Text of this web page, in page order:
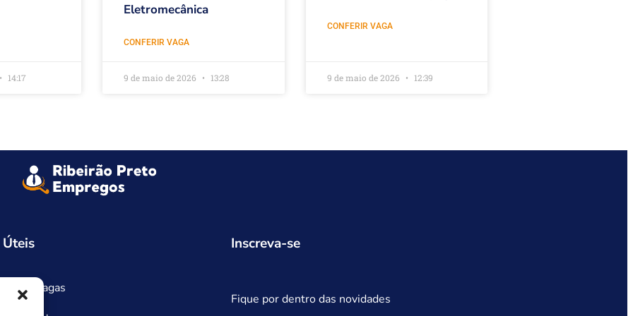
14:17
Eletromecânica
CONFERIR VAGA
9 de maio de 2026 13:28
CONFERIR VAGA
9 de maio de 2026 12:39
Vagas
Inscreva-se
Fique por dentro das novidades